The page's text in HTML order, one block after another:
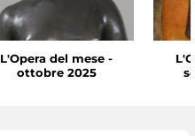
L'Opera del mese -
ottobre 2025